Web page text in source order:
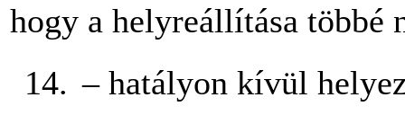
hogy a helyreállítása többé
14. – hatályon kívül